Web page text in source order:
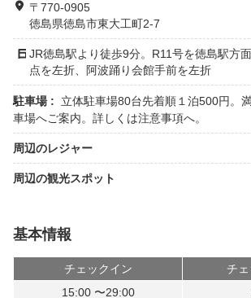
〒770-0905
徳島県徳島市東大工町2-7
JR徳島駅より徒歩9分。R11号を徳島駅方
点を左折、阿波踊り会館手前を左折
駐車場 :
立体駐車場80台先着順１泊500円。
車場へご案内。詳しくは注意事項へ。
周辺のレジャー
周辺の観光スポット
基本情報
チェックイン
チ
15:00 〜29:00